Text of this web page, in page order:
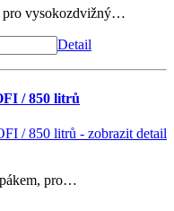
pro vysokozdvižný…
Detail
/ 850 litrů
pro…